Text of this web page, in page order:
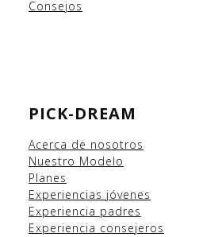
Consejos
PICK-DREAM
Acerca de nosotros
Nuestro Modelo
Planes
Experiencias jóvenes
Experiencia padres
Experiencia consejeros